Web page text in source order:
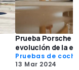
Prueba Porsche
evolución de la
Pruebas de
13 Mar 2024